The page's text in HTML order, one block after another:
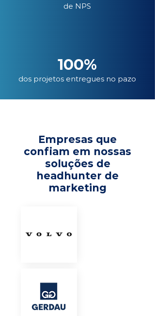
de NPS
100%
dos projetos entregues no pazo
Empresas que
confiam em nossas
soluções de
headhunter de
marketing